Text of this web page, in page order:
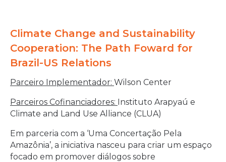
Climate Change and Sustainability
Cooperation: The Path Foward for
Brazil-US Relations
Parceiro Implementador: Wilson Center
Parceiros Cofinanciadores: Instituto Arapyaú e
Climate and Land Use Alliance (CLUA)
Em parceria com a ‘Uma Concertação Pela
Amazônia’, a iniciativa nasceu para criar um espaço
focado em promover diálogos sobre